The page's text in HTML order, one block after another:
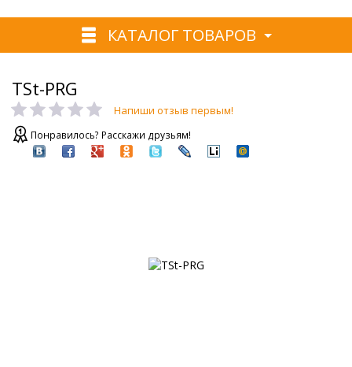
КАТАЛОГ ТОВАРОВ
TSt-PRG
Напиши отзыв первым!
Понравилось? Расскажи друзьям!